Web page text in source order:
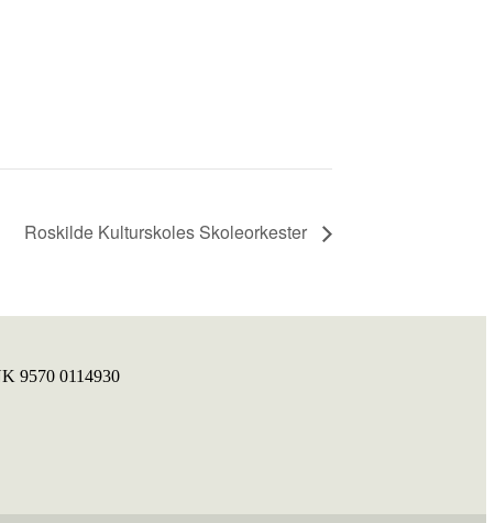
Roskilde Kulturskoles Skoleorkester
9570 0114930